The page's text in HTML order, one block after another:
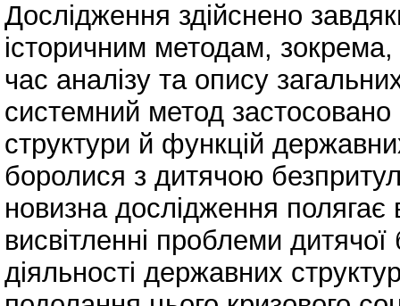
Дослідження здійснено
історичним методам, зокрема,
час аналізу та опису
системний метод застосовано
структури й функцій
боролися з дитячою
новизна дослідження полягає
висвітленні проблеми
діяльності державних